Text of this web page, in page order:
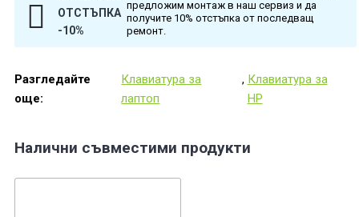
ОТСТЪПКА
-10%
предложим монтаж в наш сервиз и да
получите 10% отстъпка от последващ
ремонт.
Разгледайте
още:
Клавиатура за
лаптоп
, Клавиатура за
HP
Налични съвместими продукти